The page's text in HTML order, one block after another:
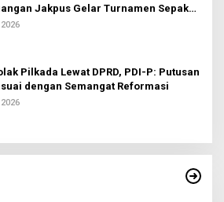
Jakpus Gelar Turnamen Sepak
20
Pilkada Lewat DPRD, PDI-P: Putusan
dengan Semangat Reformasi